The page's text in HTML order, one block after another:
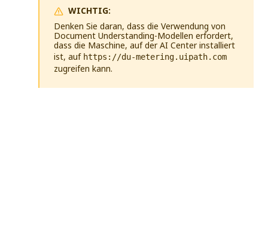
WICHTIG:
Denken Sie daran, dass die Verwendung von
Document Understanding-Modellen erfordert,
dass die Maschine, auf der AI Center installiert
ist, auf https://du-metering.uipath.com
zugreifen kann.